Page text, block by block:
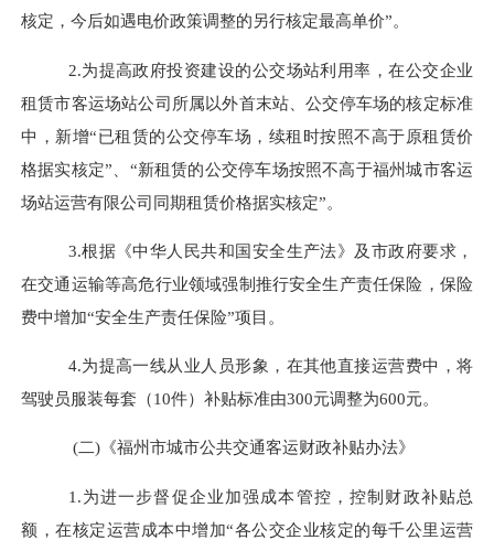
核定，今后如遇电价政策调整的另行核定最高单价”。
2.为提高政府投资建设的公交场站利用率，在公交企业
租赁市客运场站公司所属以外首末站、公交停车场的核定标准
中，新增“已租赁的公交停车场，续租时按照不高于原租赁价
格据实核定”、“新租赁的公交停车场按照不高于福州城市客运
场站运营有限公司同期租赁价格据实核定”。
3.根据 《中华人民共和国安全生产法》 及市政府要求，
在交通运输等高危行业领域强制推行安全生产责任保险，保险
费中增加“安全生产责任保险”项目 。
4.为提高一线从业人员形象，在其他直接运营费中，将
驾驶员服装每套（10件）补贴标准由300元调整为600元。
(二)《福州市城市公共交通客运财政补贴办法》
1.为进一步督促企业加强成本管控，控制财政补贴总
额，在核定运营成本中增加“各公交企业核定的每千公里运营